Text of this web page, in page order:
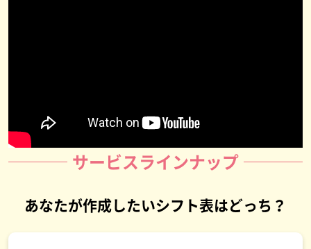
サービスラインナップ
あなたが作成したいシフト表はどっち？